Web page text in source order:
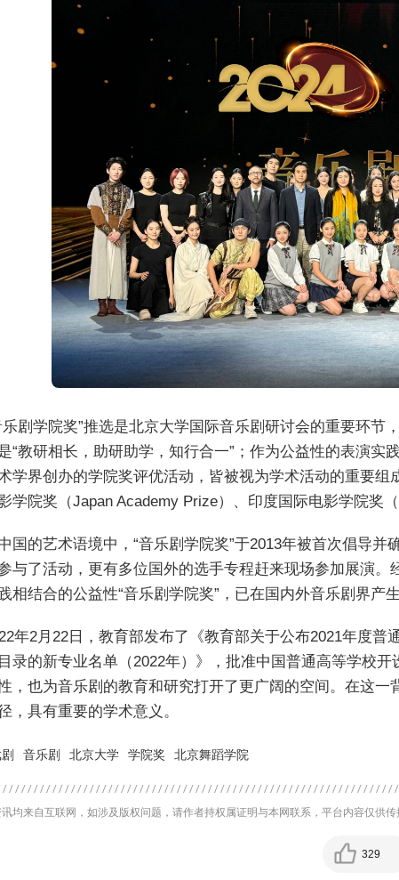
乐剧学院奖”推选是北京大学国际音乐剧研讨会的重要环节
“教研相长，助研助学，知行合一”；作为公益性的表演实
学界创办的学院奖评优活动，皆被视为学术活动的重要
学院奖（Japan Academy Prize）、印度国际电影学院奖
国的艺术语境中，“音乐剧学院奖”于2013年被首次倡导
与了活动，更有多位国外的选手专程赶来现场参加展演
相结合的公益性“音乐剧学院奖”，已在国内外音乐剧界产
年2月22日，教育部发布了《教育部关于公布2021年度
录的新专业名单（2022年）》，批准中国普通高等学校
，也为音乐剧的教育和研究打开了更广阔的空间。在这
，具有重要的学术意义。
音乐剧 北京大学 学院奖 北京舞蹈学院
均来自互联网，如涉及版权问题，请作者持权属证明与本网联系，平台内容仅供传
329